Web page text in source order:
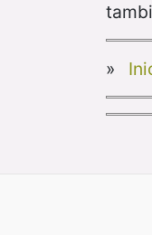
»